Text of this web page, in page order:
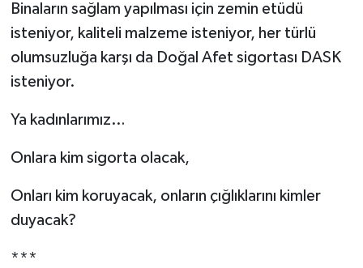
Binaların sağlam yapılması için zemin etüdü
isteniyor, kaliteli malzeme isteniyor, her türlü
olumsuzluğa karşı da Doğal Afet sigortası DASK
isteniyor.
Ya kadınlarımız…
Onlara kim sigorta olacak,
Onları kim koruyacak, onların çığlıklarını kimler
duyacak?
***